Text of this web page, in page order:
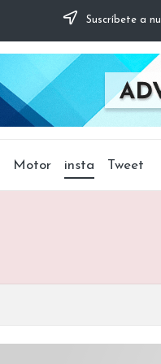
Suscríbete a
Motor insta Tweet